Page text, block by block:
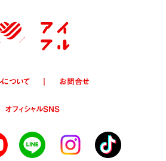
について お問合せ
オフィシャルSNS